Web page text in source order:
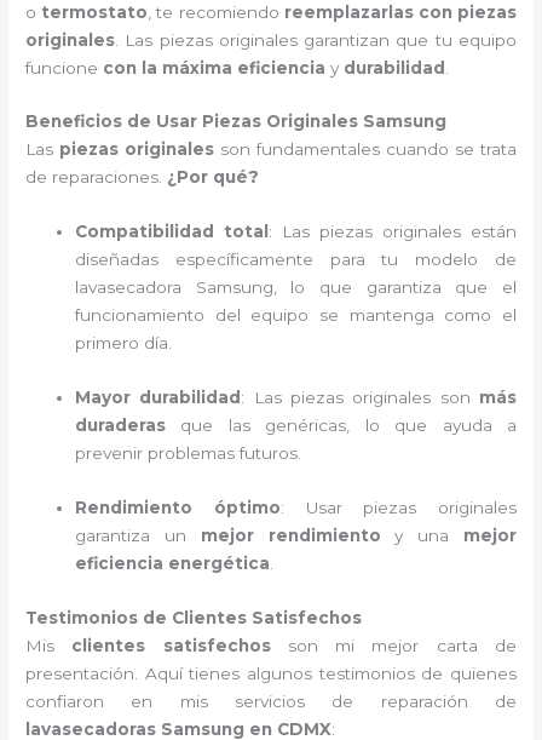
o termostato , te recomiendo reemplazarlas con piezas
originales . Las piezas originales garantizan que tu equipo
funcione con la máxima eficiencia y durabilidad
Beneficios de Usar Piezas Originales Samsung
Las piezas originales son fundamentales cuando se trata
de reparaciones. ¿Por qué?
Compatibilidad total : Las piezas originales están
diseñadas específicamente para tu modelo de
lavasecadora Samsung, lo que garantiza que el
funcionamiento del equipo se mantenga como el
primero día.
Mayor durabilidad : Las piezas originales son más
duraderas que las genéricas, lo que ayuda a
prevenir problemas futuros.
Rendimiento óptimo: Usar piezas originales
garantiza un mejor rendimiento y una mejor
eficiencia energética
Testimonios de Clientes Satisfechos
Mis clientes satisfechosson mi mejor carta de
presentación. Aquí tienes algunos testimonios de quienes
confiaron en mis servicios de reparación de
lavasecadoras Samsung en CDMX: